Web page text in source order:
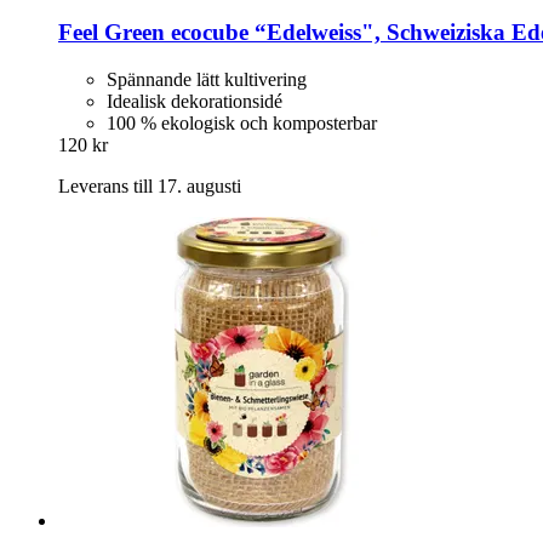
Feel Green ecocube “Edelweiss", Schweiziska
Spännande lätt kultivering
Idealisk dekorationsidé
100 % ekologisk och komposterbar
120 kr
Leverans till 17. augusti